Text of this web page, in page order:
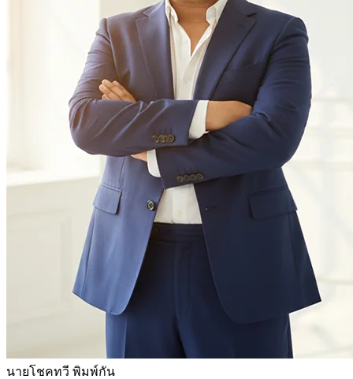
นายโชคทวี พิมพ์กัน